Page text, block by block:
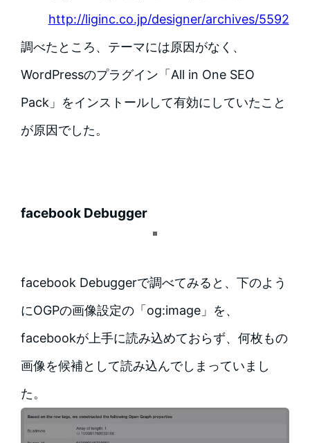
http://liginc.co.jp/designer/archives/5592
調べたところ、テーマには原因がなく、
WordPressのプラグイン「All in One SEO
Pack」をインストールして有効にしていたこと
が原因でした。
facebook Debugger
facebook Debuggerで調べてみると、下のよう
にOGPの画像設定の「og:image」を、
facebookが上手に読み込めておらず、何枚もの
画像を候補として読み込んでしまっていまし
た。